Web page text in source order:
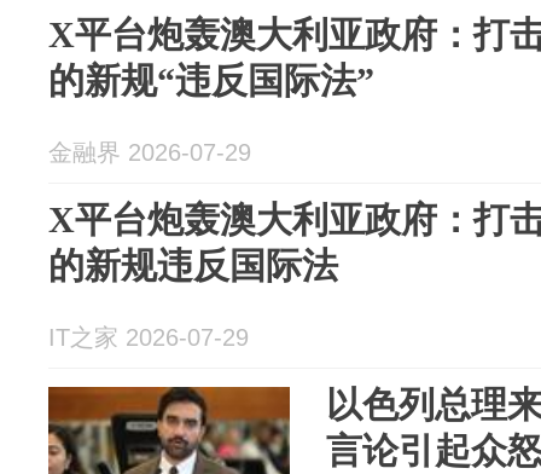
X平台炮轰澳大利亚政府：打
的新规“违反国际法”
金融界 2026-07-29
X平台炮轰澳大利亚政府：打
的新规违反国际法
IT之家 2026-07-29
以色列总理
言论引起众